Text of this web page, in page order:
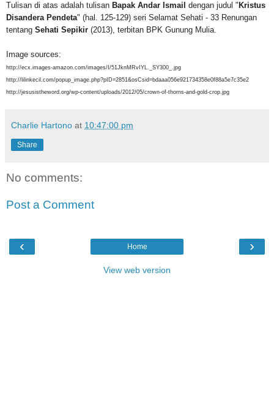
Tulisan di atas adalah tulisan Bapak Andar Ismail dengan judul " Kristus
Disandera Pendeta" (hal. 125-129) seri Selamat Sehati - 33 Renungan
tentang Sehati Sepikir (2013), terbitan BPK Gunung Mulia.
Image sources:
http://ecx.images-amazon.com/images/I/51JknMRvIYL._SY300_.jpg
http://lilinkecil.com/popup_image.php?pID=2851&osCsid=bdaaa056e921734358e0f88a5e7c35e2
http://jesusistheword.org/wp-content/uploads/2012/05/crown-of-thorns-and-gold-crop.jpg
Charlie Hartono at 10:47:00 pm
Share
No comments:
Post a Comment
‹ ›
Home
View web version